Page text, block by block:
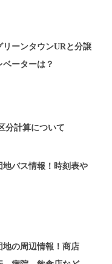
リーンタウンURと分譲
ベーターは？
分計算について
地バス情報！時刻表や
地の周辺情報！商店